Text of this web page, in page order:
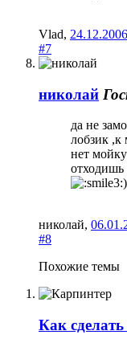
Vlad, 24.12.2006
#7
николай
да не
лобзик ,к
нет
отходишь
николай,
#8
Похожие темы
Как